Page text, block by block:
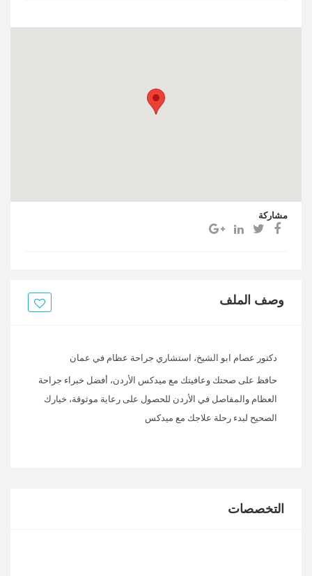
مشاركة
وصف الملف
دكتور عصام ابو الشيخ، استشاري جراحة عظام في عمان
حافظ على صحتك وعافيتك مع ميدكس الأردن، أفضل خبراء جراحة
العظام والمفاصل في الأردن للحصول على رعاية موثوقة، خيارك
الصحيح لبدء رحلة علاجك مع ميدكس
التخصصات